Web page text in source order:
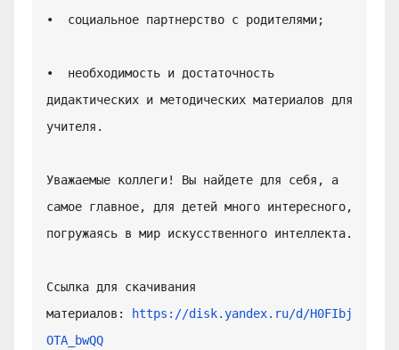
•  социальное партнерство с родителями;
•  необходимость и достаточность
дидактических и методических материалов для
учителя.
Уважаемые коллеги! Вы найдете для себя, а
самое главное, для детей много интересного,
погружаясь в мир искусственного интеллекта.
Ссылка для скачивания
материалов:
https://disk.yandex.ru/d/H0FIbj
OTA_bwQQ